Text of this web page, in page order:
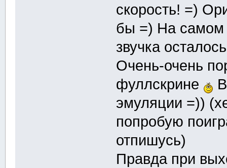
скорость! =)
бы =) На самом
звучка
Очень-очень
фуллскрине
эмуляции =))
попробую
отпишусь)
Правда при